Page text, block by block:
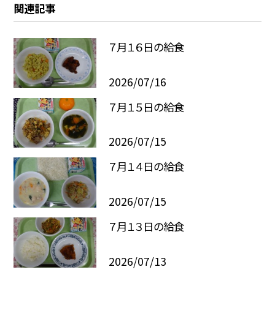
関連記事
７月１６日の給食
2026/07/16
７月１５日の給食
2026/07/15
７月１４日の給食
2026/07/15
７月１３日の給食
2026/07/13